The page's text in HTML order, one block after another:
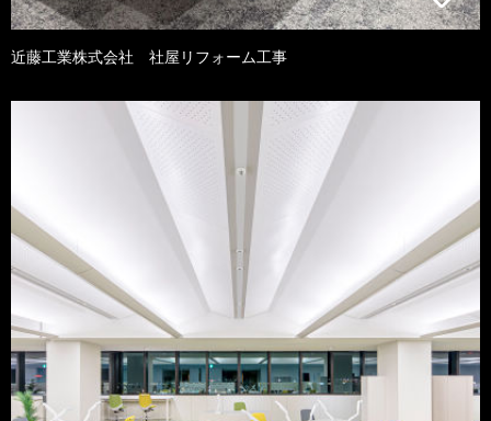
近藤工業株式会社 社屋リフォーム工事